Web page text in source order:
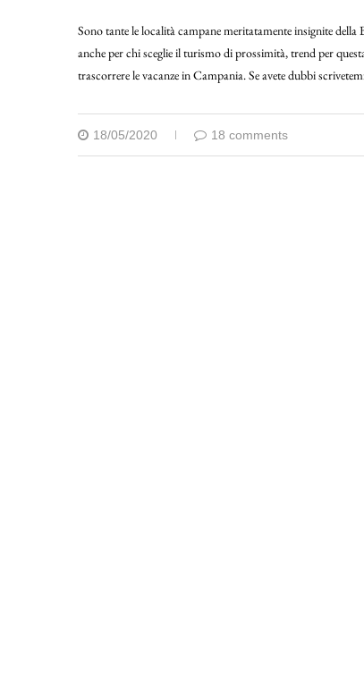
Sono tante le località campane meritatamente insignite
anche per chi sceglie il turismo di prossimità, trend per
trascorrere le vacanze in Campania. Se avete dubbi
18/05/2020 18 comments